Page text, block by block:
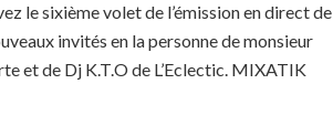
le sixième volet de l’émission en direct de
invités en la personne de monsieur
et de Dj K.T.O de L’Eclectic. MIXATIK